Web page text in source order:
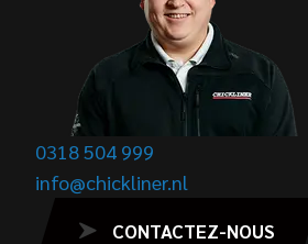
0318 504 999
info@chickliner.nl
CONTACTEZ-NOUS